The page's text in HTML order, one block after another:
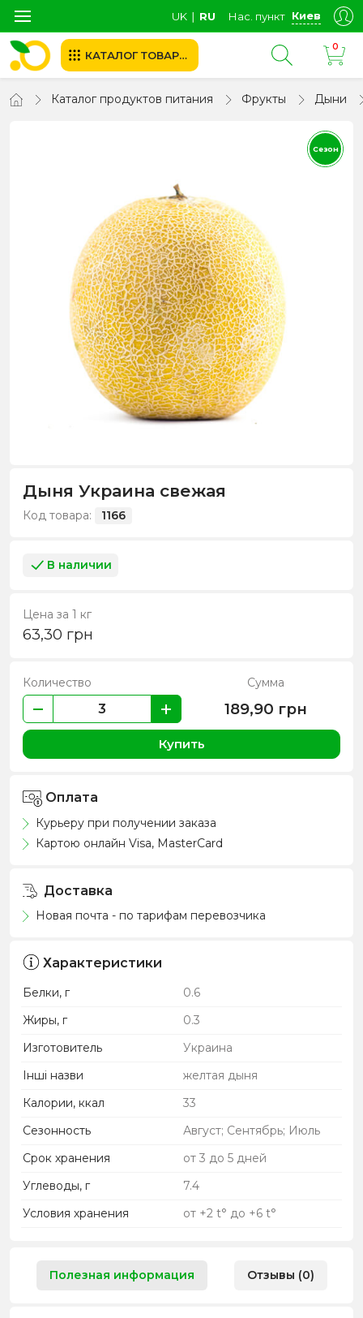
UK ∣ RU Нас. пункт Киев
КАТАЛОГ ТОВАРОВ
0
Каталог продуктов питания Фрукты Дыни
Сезон
Дыня Украина свежая
Код товара: 1166
В наличии
Цена за 1 кг
63,30 грн
Количество Сумма
189,90 грн
Купить
Оплата
Курьеру при получении заказа
Картою онлайн Visa, MasterCard
Доставка
Новая почта - по тарифам перевозчика
Характеристики
Белки, г
0.6
Жиры, г
0.3
Изготовитель
Украина
Інші назви
желтая дыня
Калории, ккал
33
Сезонность
Август; Сентябрь; Июль
Срок хранения
от 3 до 5 дней
Углеводы, г
7.4
Условия хранения
от +2 t° до +6 t°
Полезная информация Отзывы (0)